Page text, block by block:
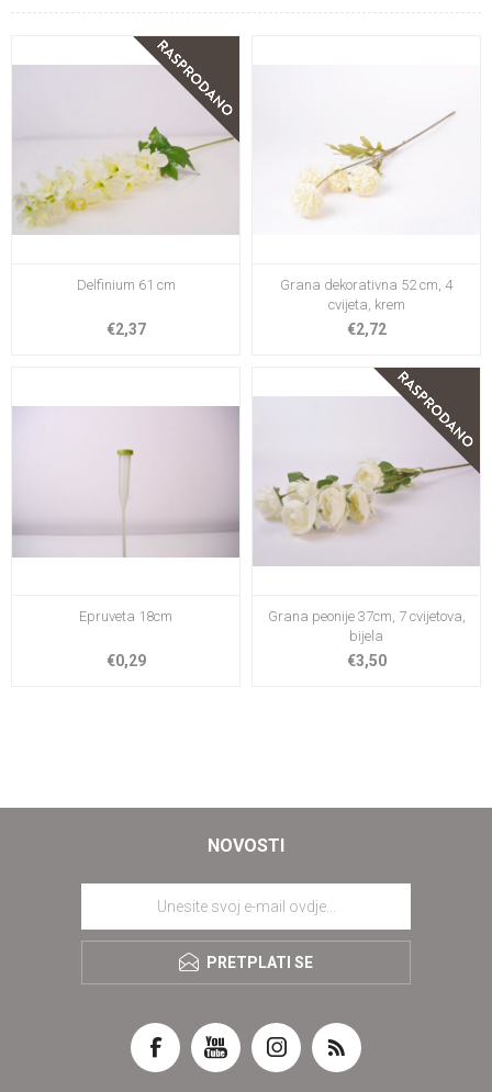
Delfinium 61 cm
€2,37
Grana dekorativna 52 cm, 4
cvijeta, krem
€2,72
Epruveta 18cm
€0,29
Grana peonije 37cm, 7 cvijetova,
bijela
€3,50
NOVOSTI
PRETPLATI SE